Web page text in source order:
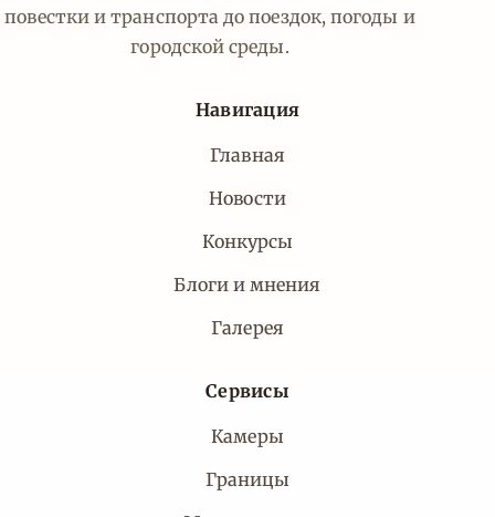
повестки и транспорта до поездок, погоды и
городской среды.
Навигация
Главная
Новости
Конкурсы
Блоги и мнения
Галерея
Сервисы
Камеры
Границы